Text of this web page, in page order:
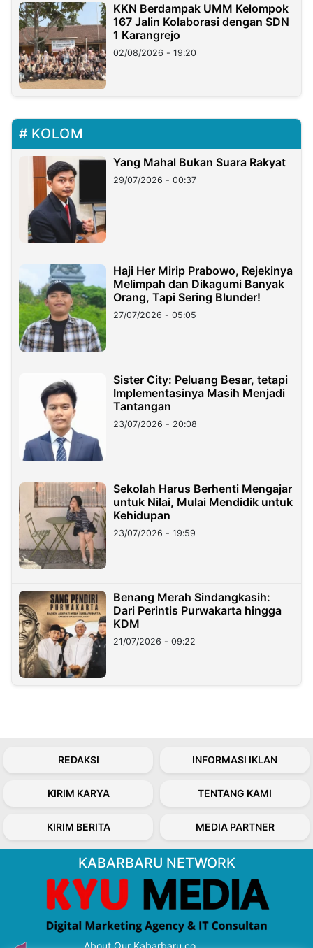
KKN Berdampak UMM Kelompok
167 Jalin Kolaborasi dengan SDN
1 Karangrejo
02/08/2026 - 19:20
KOLOM
Yang Mahal Bukan Suara Rakyat
29/07/2026 - 00:37
Haji Her Mirip Prabowo, Rejekinya
Melimpah dan Dikagumi Banyak
Orang, Tapi Sering Blunder!
27/07/2026 - 05:05
Sister City: Peluang Besar, tetapi
Implementasinya Masih Menjadi
Tantangan
23/07/2026 - 20:08
Sekolah Harus Berhenti Mengajar
untuk Nilai, Mulai Mendidik untuk
Kehidupan
23/07/2026 - 19:59
Benang Merah Sindangkasih:
Dari Perintis Purwakarta hingga
KDM
21/07/2026 - 09:22
REDAKSI INFORMASI IKLAN
KIRIM KARYA TENTANG KAMI
KIRIM BERITA MEDIA PARTNER
KABARBARU NETWORK
About Our Kabarbaru.co